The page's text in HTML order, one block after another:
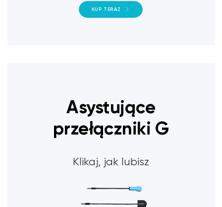
KUP TERAZ
Asystujące
przełączniki G
Klikaj, jak lubisz